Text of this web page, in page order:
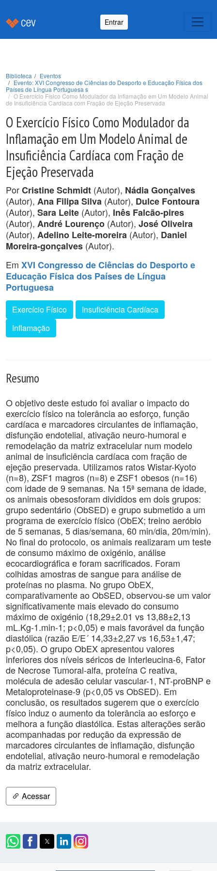
Entrar
Biblioteca
Eventos
Evento: XVI Congresso de Ciências do Desporto e Educação Física dos
Países de Língua Portuguesa s
O Exercício Físico Como Modulador da Inflamação em Um Modelo Animal
de Insuficiência Cardíaca com Fração de Ejeção Preservada
O Exercício Físico Como Modulador da
Inflamação em Um Modelo Animal de
Insuficiência Cardíaca com Fração de
Ejeção Preservada
PorCristine Schmidt (Autor), Nádia Gonçalves
(Autor), Ana Filipa Silva (Autor), Dulce Fontoura
(Autor), Sara Leite (Autor), Inês Falcão-pires
(Autor), André Lourenço (Autor), José Oliveira
(Autor), Adelino Leite-moreira (Autor), Daniel
Moreira-gonçalves (Autor).
Em XVI Congresso de Ciências do Desporto e
Educação Física dos Países de Língua
Portuguesa
Exercício Físico
Insuficiência Cardíaca
Inflamação
Resumo
O objetivo deste estudo foi avaliar o impacto do
exercício físico na tolerância ao esforço, função
cardíaca e marcadores circulantes de inflamação,
disfunção endotelial, ativação neuro-humoral e
remodelação da matriz extracelular num modelo
animal de insuficiência cardíaca com fração de
ejeção preservada. Utilizamos ratos Wistar-Kyoto
(n=8), ZSF1 magros (n=8) e ZSF1 obesos (n=16)
com idade de 9 semanas. Na 15ª semana de idade,
os animais obesosforam divididos em dois grupos:
grupo sedentário (ObSED) e grupo submetido a um
programa de exercício físico (ObEX; treino aeróbio
de 5 semanas, 5 dias/semana, 60 min/dia, 20m/min).
No final do protocolo, os animais realizaram um teste
de consumo máximo de oxigénio, análise
ecocardiográfica e foram sacrificados. Foram
colhidas amostras de sangue para análise de
proteínas no plasma. No grupo ObEX,
comparativamente ao ObSED, observou-se um valor
significativamente mais elevado do consumo
máximo de oxigénio (18,29±2.01 vs 13,88±2,13
mL.Kg-1.min-1; p<0,05) e mais favorável da função
diastólica (razão E/E´ 14,33±2,27 vs 16,53±1,47;
p<0,05). O grupo ObEX apresentou valores
inferiores dos níveis séricos de Interleucina-6, Fator
de Necrose Tumoral-alfa, proteína C reativa,
molécula de adesão celular vascular-1, NT-proBNP e
Metaloproteinase-9 (p<0,05 vs ObSED). Em
conclusão, os resultados sugerem que o exercício
físico induz o aumento da tolerância ao esforço e
melhora a função diastólica. Estas alterações serão
acompanhadas por redução da expressão de
marcadores circulantes de inflamação, disfunção
endotelial, ativação neuro-humoral e remodelação
da matriz extracelular.
Acessar